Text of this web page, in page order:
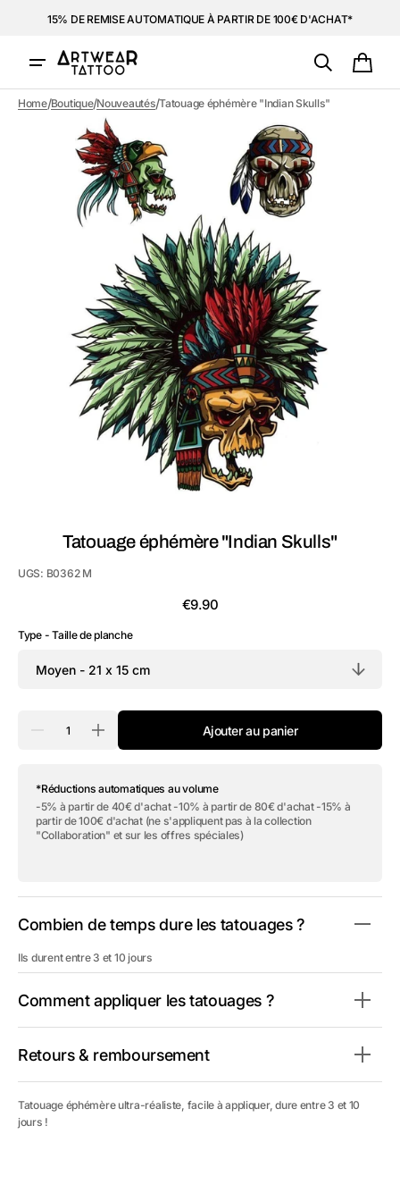
15% DE REMISE AUTOMATIQUE À PARTIR DE 100€ D'ACHAT*
Ouvrir
1
des
supports
multimédia
dans
la
vue
de
la
galerie
Home/Boutique/Nouveautés/Tatouage éphémère "Indian Skulls"
Tatouage éphémère "Indian Skulls"
UGS: B0362 M
Prix
€9.90
Type - Taille de planche
Réduire
Tatouage
éphémère
&quot;Indian
Skulls&quot;
Augmenter
Tatouage
éphémère
&quot;Indian
Skulls&quot;
Ajouter au panier
*Réductions automatiques au volume
-5% à partir de 40€ d'achat -10% à partir de 80€ d'achat -15% à
partir de 100€ d'achat (ne s'appliquent pas à la collection
"Collaboration" et sur les offres spéciales)
Combien de temps dure les tatouages ?
Ils durent entre 3 et 10 jours
Comment appliquer les tatouages ?
Retours & remboursement
Tatouage éphémère ultra-réaliste, facile à appliquer, dure entre 3 et 10
jours !